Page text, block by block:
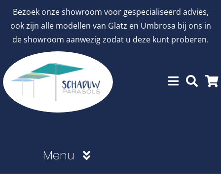
Bezoek onze showroom voor gespecialiseerd advies,
ook zijn alle modellen van Glatz en Umbrosa bij ons in
de showroom aanwezig zodat u deze kunt proberen.
inhoud
Menu